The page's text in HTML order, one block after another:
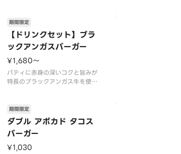
旬頃までの販売予定】※店舗によ
っては、期間内に販売を終了する
場合がございます。※チーズは工
場で加熱加工をしています。※商
品には『カロリ
【ドリンクセット】ブラ
ックアンガスバーガー
期間限定
¥1,680〜
パティに赤身の深いコクと旨みが
特長のブラックアンガス牛を使
野菜の甘みを引き立てます。やみ
つき必至の絶品をこの機会にぜひ
お楽しみください。【2026年7
月15日（水）〜数量限定（なくな
り次第終了）】※チ
ダブル アボカド タコス
バーガー
期間限定
¥1,030